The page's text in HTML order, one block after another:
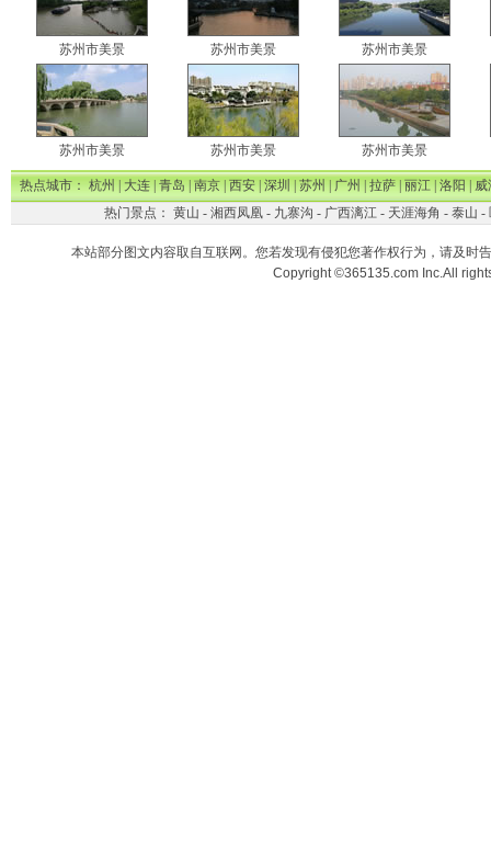
苏州市美景 苏州市美景 苏州市美景
苏州市美景 苏州市美景 苏州市美景
热点城市：杭州|大连|青岛|南京|西安|深圳|苏州|广州|拉萨|丽江|洛阳|威
热门景点： 黄山 - 湘西凤凰- 九寨沟 - 广西漓江- 天涯海角 - 泰山 -
本站部分图文内容取自互联网。您若发现有侵犯您著作权行为，请及时
Copyright ©365135.com Inc.All